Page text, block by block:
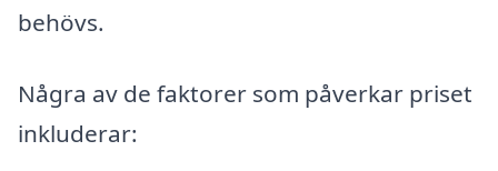
behövs.
Några av de faktorer som påverkar priset
inkluderar: